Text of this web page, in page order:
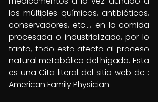
los múltiples químicos, antibióticos,
conservadores, etc…, en la comida
procesada o industrializada, por lo
tanto, todo esto afecta al proceso
natural metabólico del hígado. Esta
es una Cita literal del sitio web de :
American Family Physician¨